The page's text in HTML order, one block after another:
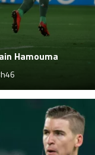
Hamouma